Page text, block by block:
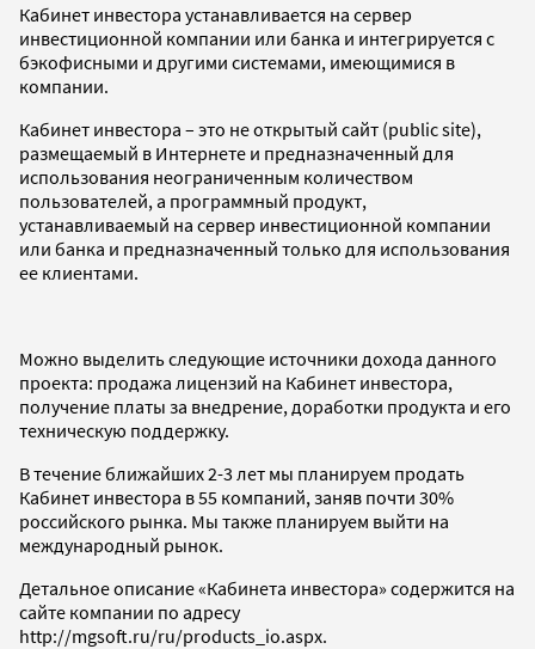
Кабинет инвестора устанавливается на сервер
инвестиционной компании или банка и интегрируется с
бэкофисными и другими системами, имеющимися в
компании.
Кабинет инвестора – это не открытый сайт (public site),
размещаемый в Интернете и предназначенный для
использования неограниченным количеством
пользователей, а программный продукт,
устанавливаемый на сервер инвестиционной компании
или банка и предназначенный только для использования
ее клиентами.
Можно выделить следующие источники дохода данного
проекта: продажа лицензий на Кабинет инвестора,
получение платы за внедрение, доработки продукта и его
техническую поддержку.
В течение ближайших 2-3 лет мы планируем продать
Кабинет инвестора в 55 компаний, заняв почти 30%
российского рынка. Мы также планируем выйти на
международный рынок.
Детальное описание «Кабинета инвестора» содержится на
сайте компании по адресу
http://mgsoft.ru/ru/products_io.aspx.